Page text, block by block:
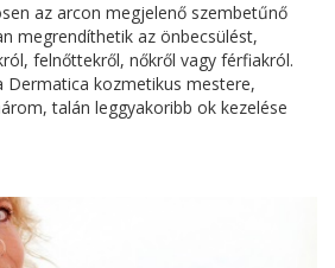
az arcon megjelenő szembetűnő
megrendíthetik az önbecsülést,
felnőttekről, nőkről vagy férfiakról.
Dermatica kozmetikus mestere,
talán leggyakoribb ok kezelése